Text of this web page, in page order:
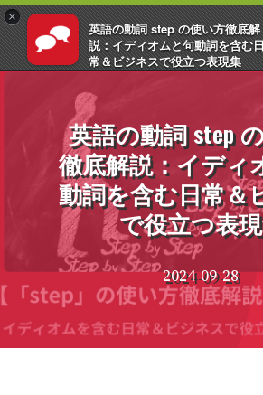
×
英語の動詞 step の使い方徹底解
説：イディオムと句動詞を含む
常＆ビジネスで役立つ表現集
2026
EnglishCentral
ログイン
コ
英語の動詞 step
徹底解説：イディ
動詞を含む日常＆
で役立つ表
2024-09-28